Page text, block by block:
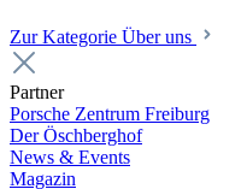
Zur Kategorie Über uns
Partner
Porsche Zentrum Freiburg
Der Öschberghof
News & Events
Magazin